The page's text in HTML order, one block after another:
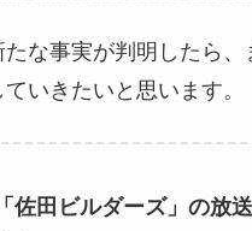
たな事実が判明したら、
いきたいと思います。
佐田ビルダーズ」の放